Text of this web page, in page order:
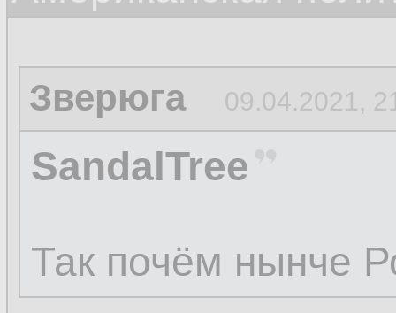
Зверюга 09.04.2021,
SandalTree
Так почём нынче